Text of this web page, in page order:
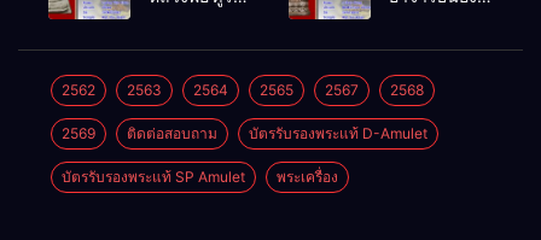
พ.ศ.2512
พ.ศ.2541
2562 2563 2564 2565 2567 2568
2569 ติดต่อสอบถาม บัตรรับรองพระแท้ D-Amulet
บัตรรับรองพระแท้ SP Amulet พระเครื่อง